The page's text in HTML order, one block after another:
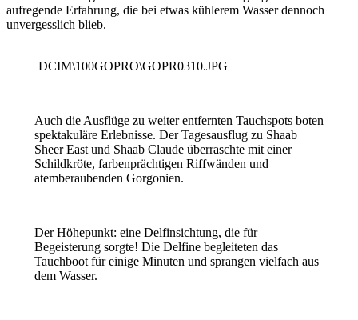
aufregende Erfahrung, die bei etwas kühlerem Wasser dennoch
unvergesslich blieb.
DCIM\100GOPRO\GOPR0310.JPG
Auch die Ausflüge zu weiter entfernten Tauchspots boten
spektakuläre Erlebnisse. Der Tagesausflug zu Shaab
Sheer East und Shaab Claude überraschte mit einer
Schildkröte, farbenprächtigen Riffwänden und
atemberaubenden Gorgonien.
Der Höhepunkt: eine Delfinsichtung, die für
Begeisterung sorgte! Die Delfine begleiteten das
Tauchboot für einige Minuten und sprangen vielfach aus
dem Wasser.